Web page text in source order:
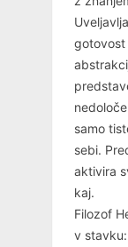
gotovost
samo
sebi.
aktivira
kaj.
Filozof
v